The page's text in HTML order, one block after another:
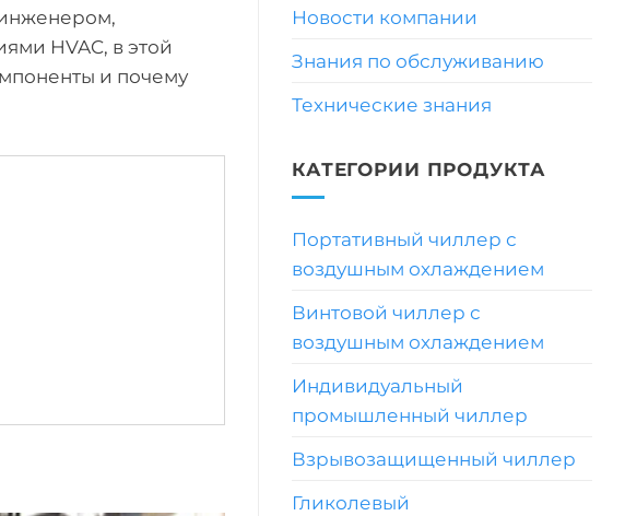
HVAC, в этой
и почему
Новости компании
Знания по обслуживанию
Технические знания
КАТЕГОРИИ ПРОДУКТА
Портативный чиллер с
воздушным охлаждением
Винтовой чиллер с
воздушным охлаждением
Индивидуальный
промышленный чиллер
Взрывозащищенный чиллер
Гликолевый